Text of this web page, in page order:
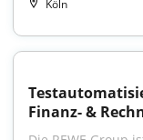
Köln
Finanz- &